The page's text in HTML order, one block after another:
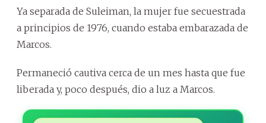
Ya separada de Suleiman, la mujer fue secuestrada
a principios de 1976, cuando estaba embarazada de
Marcos.
Permaneció cautiva cerca de un mes hasta que fue
liberada y, poco después, dio a luz a Marcos.